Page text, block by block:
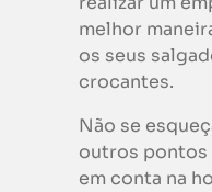
melhor
os seus
crocantes.
Não se
outros pontos
em conta na